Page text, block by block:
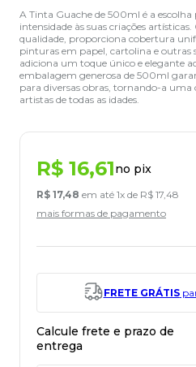
A Tinta Guache de 500ml é a
intensidade às suas criações
qualidade, proporciona cobertura
pinturas em papel, cartolina e outras
adiciona um toque único e elegante
embalagem generosa de 500ml
para diversas obras, tornando-a
artistas de todas as idades.
R$ 16,61no pix
R$ 17,48 em até 1x de R$ 17,48
mais formas de pagamento
FRETE GRÁTIS